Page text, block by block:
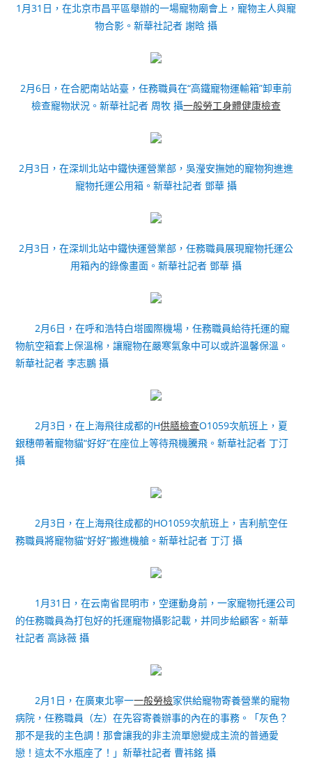
1月31日，在北京市昌平區舉辦的一場寵物廟會上，寵物主人與寵
物合影。新華社記者 謝晗 攝
2月6日，在合肥南站站臺，任務職員在“高鐵寵物運輸箱”卸車前
檢查寵物狀況。新華社記者 周牧 攝一般勞工身體健康檢查
2月3日，在深圳北站中鐵快運營業部，吳瀅安撫她的寵物狗進進
寵物托運公用箱。新華社記者 鄧華 攝
2月3日，在深圳北站中鐵快運營業部，任務職員展現寵物托運公
用箱內的錄像畫面。新華社記者 鄧華 攝
2月6日，在呼和浩特白塔國際機場，任務職員給待托運的寵
物航空箱套上保溫棉，讓寵物在嚴寒氣象中可以或許溫馨保溫。
新華社記者 李志鵬 攝
2月3日，在上海飛往成都的H供膳檢查O1059次航班上，夏
銀穗帶著寵物貓“好好”在座位上等待飛機騰飛。新華社記者 丁汀
攝
2月3日，在上海飛往成都的HO1059次航班上，吉利航空任
務職員將寵物貓“好好”搬進機艙。新華社記者 丁汀 攝
1月31日，在云南省昆明市，空運動身前，一家寵物托運公司
的任務職員為打包好的托運寵物攝影記載，并同步給顧客。新華
社記者 高詠薇 攝
2月1日，在廣東北寧一一般勞檢家供給寵物寄養營業的寵物
病院，任務職員（左）在先容寄養辦事的內在的事務。「灰色？
那不是我的主色調！那會讓我的非主流單戀變成主流的普通愛
戀！這太不水瓶座了！」新華社記者 曹祎銘 攝